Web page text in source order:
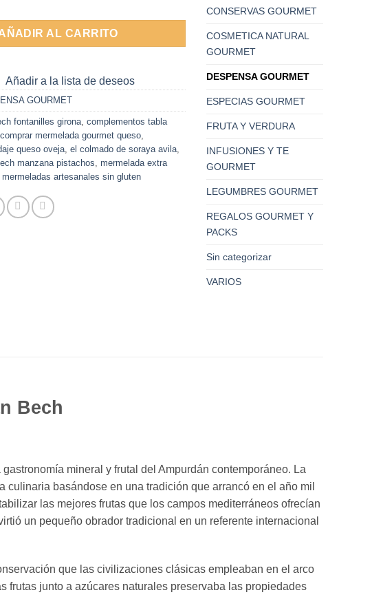
AL CARRITO
Añadir a la lista de deseos
GOURMET
fontanilles girona complementos tabla
comprar mermelada gourmet queso
queso oveja el colmado de soraya avila
manzana pistachos
mermelada extra
mermeladas artesanales sin gluten
CONSERVAS GOURMET
COSMETICA NATURAL
GOURMET
DESPENSA GOURMET
ESPECIAS GOURMET
FRUTA Y VERDURA
INFUSIONES Y TE
GOURMET
LEGUMBRES GOURMET
REGALOS GOURMET Y
PACKS
Sin categorizar
VARIOS
Bech
mineral y frutal del Ampurdán contemporáneo. La
basándose en una tradición que arrancó en el año mil
las mejores frutas que los campos mediterráneos ofrecían
un pequeño obrador tradicional en un referente internacional
que las civilizaciones clásicas empleaban en el arco
frutas junto a azúcares naturales preservaba las propiedades